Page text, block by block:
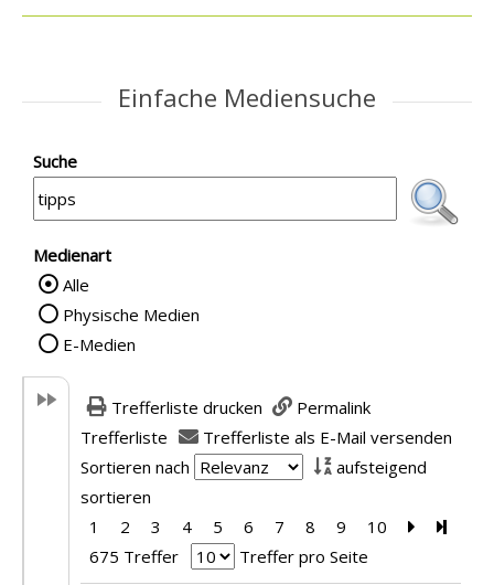
Einfache Mediensuche
Suche
Medienart
Wählen Sie die Medienart nach der Sie
Alle
Physische Medien
E-Medien
Trefferliste drucken
Permalink
Trefferliste
Trefferliste als E-Mail versenden
Sortieren nach
aufsteigend
sortieren
1
2 3 4 5 6 7 8 9 10 ZurZur
675 Treffer
Treffer pro Seite